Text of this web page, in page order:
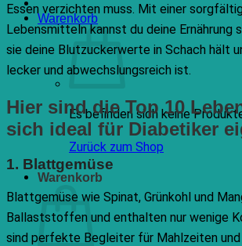
Warenkorb
Es befinden sich keine
Zurück zum Shop
Warenkorb
Essen verzichten muss. Mit einer
Lebensmitteln kannst du deine Ernährung
sie deine Blutzuckerwerte in Schach hält
lecker und abwechslungsreich ist.
Hier sind die Top 10
sich ideal für Diabetiker
1. Blattgemüse
Blattgemüse wie Spinat, Grünkohl und
Ballaststoffen und enthalten nur wenige
sind perfekte Begleiter für Mahlzeiten und